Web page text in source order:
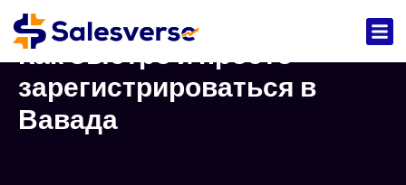
Как быстро и просто
зарегистрироваться в
Вавада